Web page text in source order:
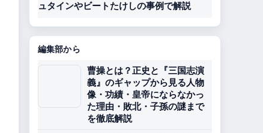
ュタインやビートたけしの事例で解説
編集部から
曹操とは？正史と『三国志演
義』のギャップから見る人物
像・功績・皇帝にならなかっ
た理由・敗北・子孫の謎まで
を徹底解説